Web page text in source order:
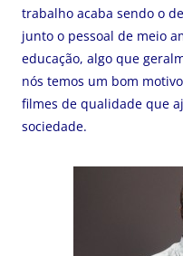
trabalho acaba sendo o
junto o pessoal de meio
educação, algo que
nós temos um bom
filmes de qualidade que
sociedade.